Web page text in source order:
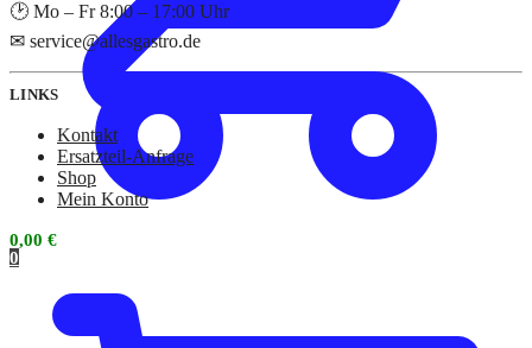
0
🕑 Mo – Fr 8:00 – 17:00 Uhr
✉ service@allesgastro.de
LINKS
Kontakt
Ersatzteil-Anfrage
Shop
Mein Konto
0,00 €